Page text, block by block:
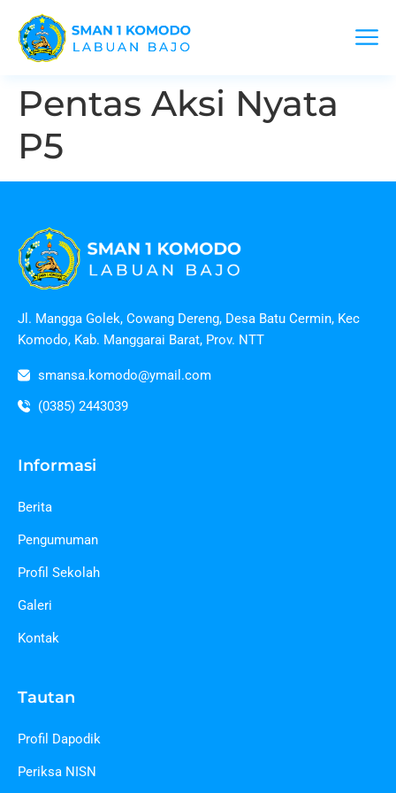
Pentas Aksi Nyata
P5
Jl. Mangga Golek, Cowang Dereng, Desa Batu Cermin, Kec
Komodo, Kab. Manggarai Barat, Prov. NTT
smansa.komodo@ymail.com
(0385) 2443039
Informasi
Berita
Pengumuman
Profil Sekolah
Galeri
Kontak
Tautan
Profil Dapodik
Periksa NISN